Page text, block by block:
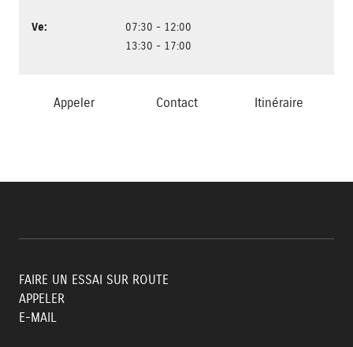
Ve:
07:30 - 12:00
13:30 - 17:00
Appeler Contact Itinéraire
FAIRE UN ESSAI SUR ROUTE
APPELER
E-MAIL